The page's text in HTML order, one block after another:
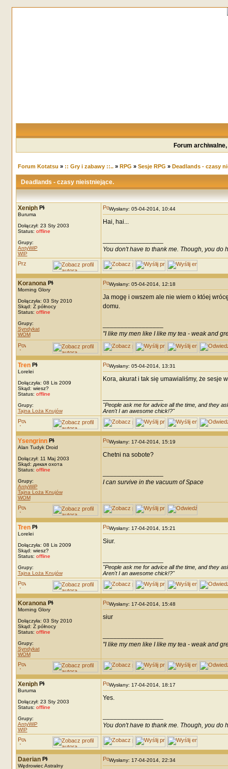
Forum
Forum Kotatsu » :: Gry i zabawy ::..» RPG » Sesje RPG » Deadlands - czasy
Deadlands - czasy nieistniejące.
Xeniph
Buruma
Dołączył: 23 Sty 2003
Status: offline
Grupy:
AntyWiP
WIP
Wysłany: 05-04-2014, 10:44
Hai, hai...
You don't have to thank me. Though, you do
Koranona
Morning Glory
Dołączyła: 03 Sty 2010
Skąd: Z północy
Status: offline
Grupy:
Syndykat
WOM
Wysłany: 05-04-2014, 12:18
Ja mogę i owszem ale nie wiem o któej
domu.
"I like my men like I like my tea - weak and
Tren
Lorelei
Dołączyła: 08 Lis 2009
Skąd: wiesz?
Status: offline
Grupy:
Tajna Loża Knujów
Wysłany: 05-04-2014, 13:31
Kora, akurat i tak się umawialiśmy, że sesje
"People ask me for advice all the time, and they
Aren't I an awesome chick!?"
Ysengrinn
Alan Tudyk Droid
Dołączył: 11 Maj 2003
Skąd: дикая охота
Status: offline
Grupy:
AntyWiP
Tajna Loża Knujów
WOM
Wysłany: 17-04-2014, 15:19
Chetni na sobote?
I can survive in the vacuum of Space
Tren
Lorelei
Dołączyła: 08 Lis 2009
Skąd: wiesz?
Status: offline
Grupy:
Tajna Loża Knujów
Wysłany: 17-04-2014, 15:21
Siur.
"People ask me for advice all the time, and they
Aren't I an awesome chick!?"
Koranona
Morning Glory
Dołączyła: 03 Sty 2010
Skąd: Z północy
Status: offline
Grupy:
Syndykat
WOM
Wysłany: 17-04-2014, 15:48
siur
"I like my men like I like my tea - weak and
Xeniph
Buruma
Dołączył: 23 Sty 2003
Status: offline
Grupy:
AntyWiP
WIP
Wysłany: 17-04-2014, 18:17
Yes.
You don't have to thank me. Though, you do
Daerian
Wędrowiec Astralny
Wysłany: 17-04-2014, 22:34